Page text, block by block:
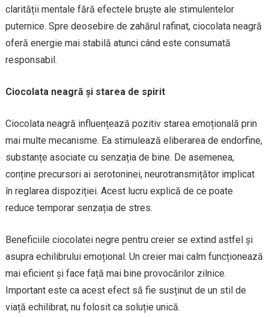
clarității mentale fără efectele bruște ale stimulentelor
puternice. Spre deosebire de zahărul rafinat, ciocolata neagră
oferă energie mai stabilă atunci când este consumată
responsabil.
Ciocolata neagră și starea de spirit
Ciocolata neagră influențează pozitiv starea emoțională prin
mai multe mecanisme. Ea stimulează eliberarea de endorfine,
substanțe asociate cu senzația de bine. De asemenea,
conține precursori ai serotoninei, neurotransmițător implicat
în reglarea dispoziției. Acest lucru explică de ce poate
reduce temporar senzația de stres.
Beneficiile ciocolatei negre pentru creier se extind astfel și
asupra echilibrului emoțional. Un creier mai calm funcționează
mai eficient și face față mai bine provocărilor zilnice.
Important este ca acest efect să fie susținut de un stil de
viață echilibrat, nu folosit ca soluție unică.